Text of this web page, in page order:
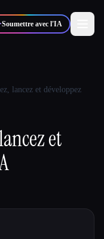
Soumettre avec l'IA
lancez et développez
et